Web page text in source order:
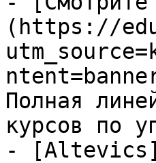
(https://
Полная
курсов по
- [Altevics]